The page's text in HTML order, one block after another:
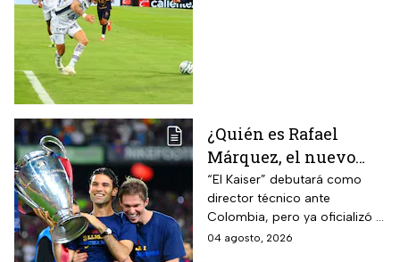
¿Quién es Rafael
Márquez, el nuevo
entrenador de la
Selección Mexicana
que debutará con
Colombia, Perú y
“El Kaiser” debutará como
director técnico ante
Colombia, pero ya oficializó la
fecha de su primer encuentro
04 agosto, 2026